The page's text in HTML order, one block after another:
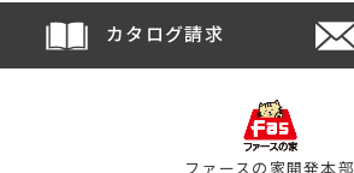
カタログ請求
ファースの家開発本部